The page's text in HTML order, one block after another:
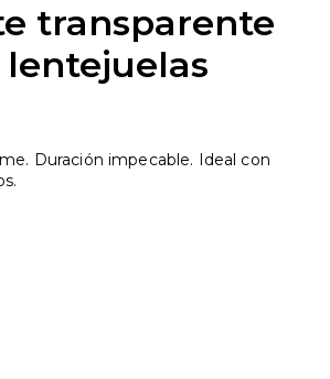
transparente
Duración impecable. Ideal con